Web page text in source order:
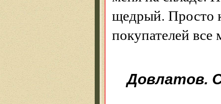
щедрый. Просто
покупателей
Довлатов.